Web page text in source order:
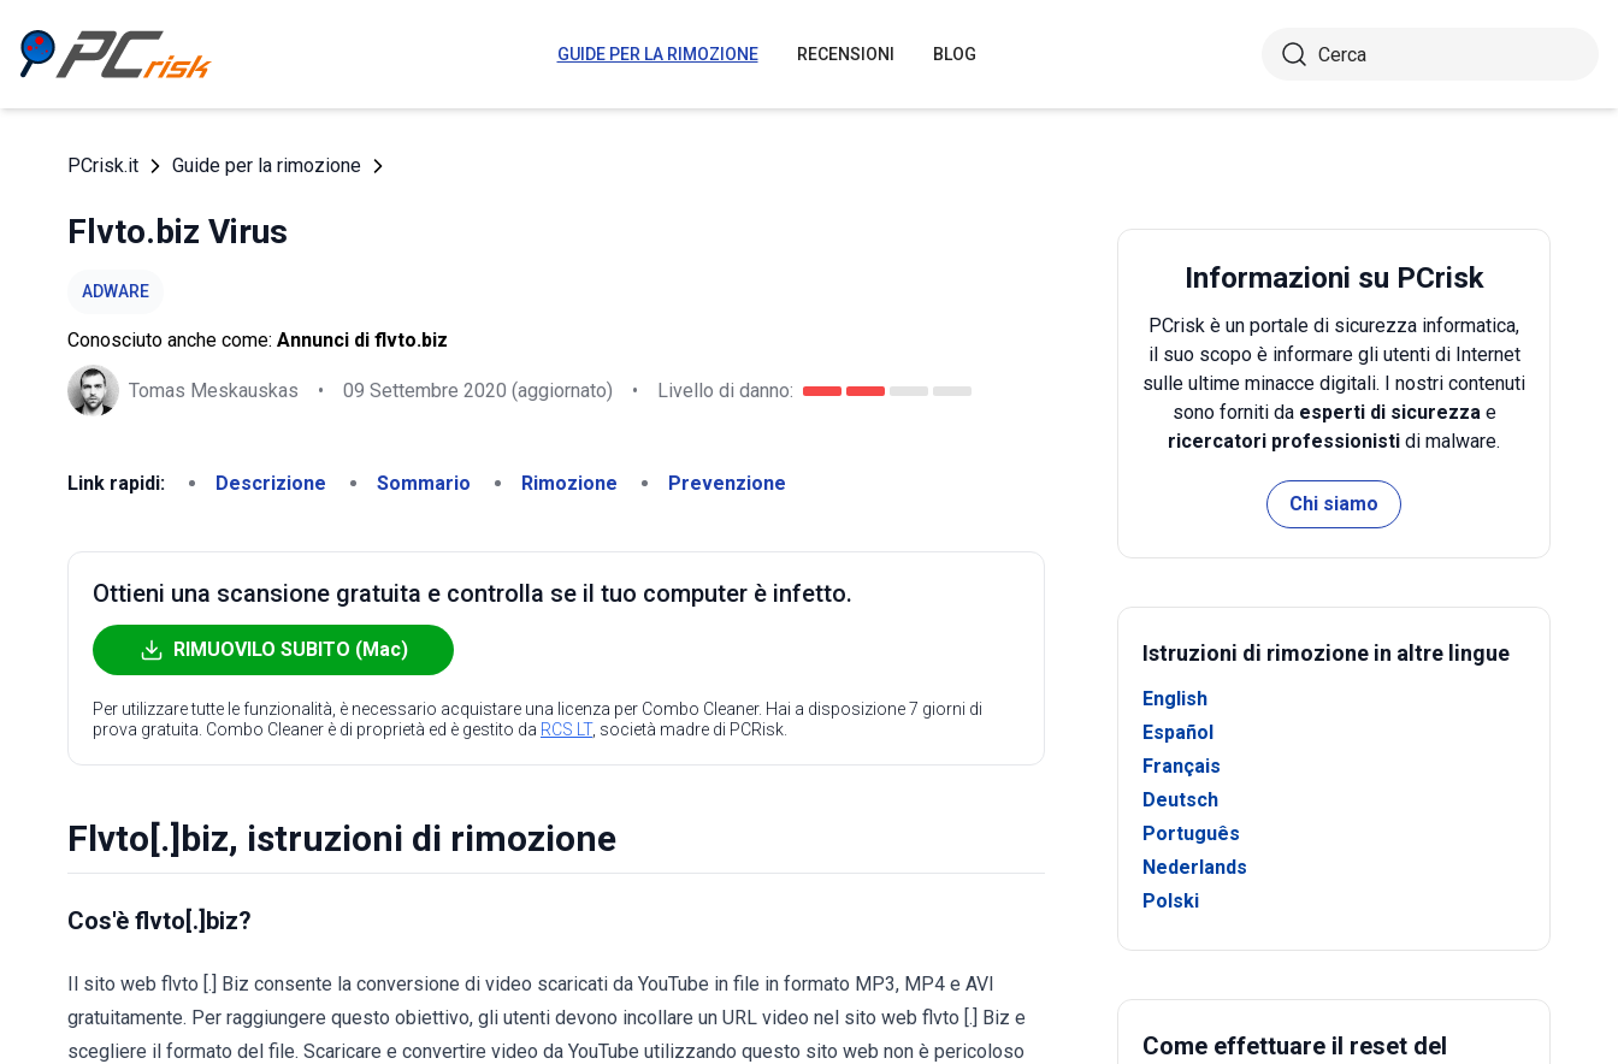
GUIDE PER LA RIMOZIONE RECENSIONI BLOG
PCrisk.it Guide per la rimozione
Flvto.biz Virus
ADWARE
Conosciuto anche come: Annunci di flvto.biz
Tomas Meskauskas • 09 Settembre 2020 (aggiornato) • Livello di danno:
Link rapidi: Descrizione Sommario Rimozione Prevenzione
Ottieni una scansione gratuita e controlla se il tuo computer è infetto.
RIMUOVILO SUBITO (Mac)
Per utilizzare tutte le funzionalità, è necessario acquistare una licenza per Combo Cleaner. Hai a disposizione 7 giorni di
prova gratuita. Combo Cleaner è di proprietà ed è gestito da RCS LT, società madre di PCRisk.
Flvto[.]biz, istruzioni di rimozione
Cos'è flvto[.]biz?
Il sito web flvto [.] Biz consente la conversione di video scaricati da YouTube in file in formato MP3, MP4 e AVI
gratuitamente. Per raggiungere questo obiettivo, gli utenti devono incollare un URL video nel sito web flvto [.] Biz e
scegliere il formato del file. Scaricare e convertire video da YouTube utilizzando questo sito web non è pericoloso
Informazioni su PCrisk
PCrisk è un portale di sicurezza informatica,
il suo scopo è informare gli utenti di Internet
sulle ultime minacce digitali. I nostri contenuti
sono forniti da esperti di sicurezzae
ricercatori professionisti di malware.
Chi siamo
Istruzioni di rimozione in altre lingue
English
Español
Français
Deutsch
Português
Nederlands
Polski
Come effettuare il reset del